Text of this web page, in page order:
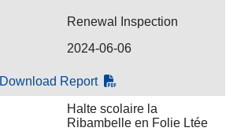
Renewal Inspection
2024-06-06
Download Report
Halte scolaire la
Ribambelle en Folie Ltée